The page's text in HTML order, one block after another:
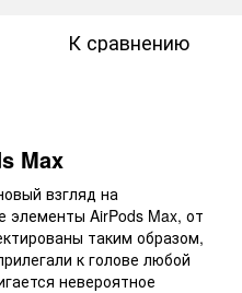
К сравнению
Max
взгляд на
элементы AirPods Max, от
таким образом,
к голове любой
невероятное